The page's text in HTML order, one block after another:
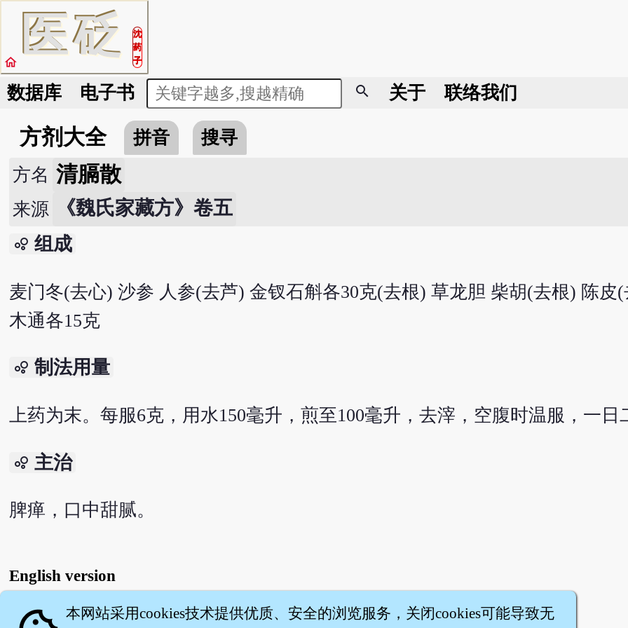
医砭
沈
药
子
home
数据库 电子书 search 关于 联络我们
方剂大全 拼音
搜寻
方名 清膈散
来源 《魏氏家藏方》卷五
bubble_chart 组成
麦门冬(去心) 沙参 人参(去芦) 金钗石斛各30克(去根) 草龙胆 柴胡(去根) 陈皮
木通各15克
bubble_chart 制法用量
上药为末。每服6克，用水150毫升，煎至100毫升，去滓，空腹时温服，一日
bubble_chart 主治
脾瘅，口中甜腻。
English version
本网站采用cookies技术提供优质、安全的浏览服务，关闭cookies可能导致无